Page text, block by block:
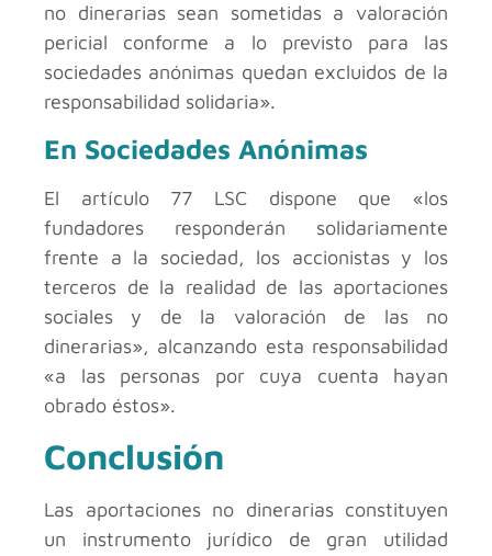
no dinerarias sean sometidas a valoración
pericial conforme a lo previsto para las
sociedades anónimas quedan excluidos de la
responsabilidad solidaria».
En Sociedades Anónimas
El artículo 77 LSC dispone que «los
fundadores responderán solidariamente
frente a la sociedad, los accionistas y los
terceros de la realidad de las aportaciones
sociales y de la valoración de las no
dinerarias», alcanzando esta responsabilidad
«a las personas por cuya cuenta hayan
obrado éstos».
Conclusión
Las aportaciones no dinerarias constituyen
un instrumento jurídico de gran utilidad